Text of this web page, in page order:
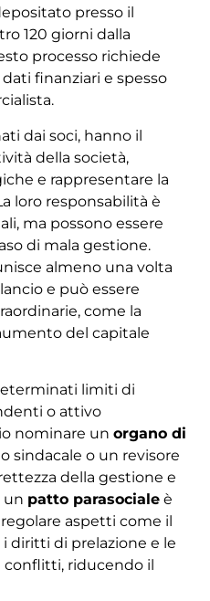
presso il
120 giorni dalla
processo richiede
finanziari e spesso
dai soci, hanno il
della società,
e rappresentare la
loro responsabilità è
ma possono essere
di mala gestione.
almeno una volta
e può essere
come la
del capitale
limiti di
o attivo
nominare un organo di
sindacale o un revisore
della gestione e
un patto parasociale è
aspetti come il
diritti di prelazione e le
conflitti, riducendo il